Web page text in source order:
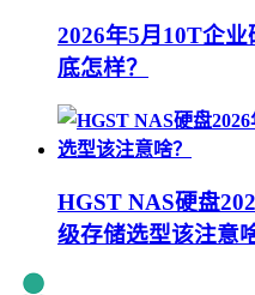
2026年5月10T企
底怎样？
HGST NAS硬盘
级存储选型该注意